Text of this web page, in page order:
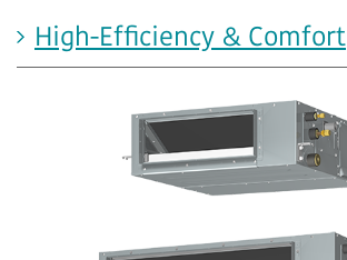
High-Efficiency & Comfort